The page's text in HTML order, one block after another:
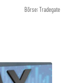
Börse: Tradegate